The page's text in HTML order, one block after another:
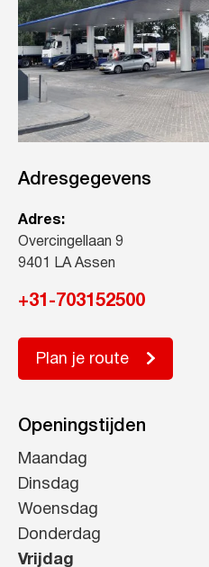
Adresgegevens
Adres:
Overcingellaan 9
9401 LA Assen
+31-703152500
Plan je route
Openingstijden
Maandag
Dinsdag
Woensdag
Donderdag
Vrijdag